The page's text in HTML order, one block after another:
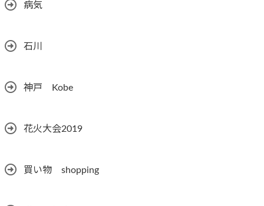
病気
石川
神戸 Kobe
花火大会2019
買い物 shopping